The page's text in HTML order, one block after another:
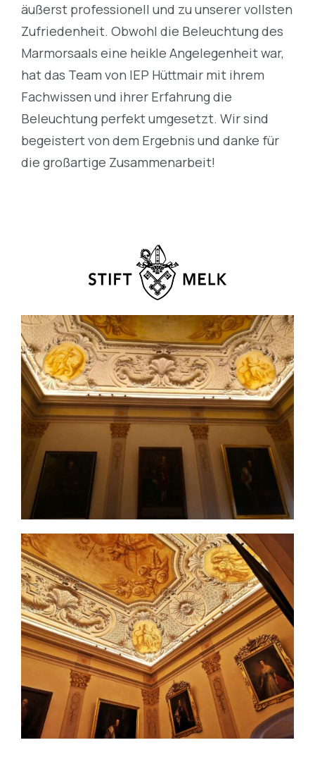
äußerst professionell und zu unserer vollsten
Zufriedenheit. Obwohl die Beleuchtung des
Marmorsaals eine heikle Angelegenheit war,
hat das Team von IEP Hüttmair mit ihrem
Fachwissen und ihrer Erfahrung die
Beleuchtung perfekt umgesetzt. Wir sind
begeistert von dem Ergebnis und danke für
die großartige Zusammenarbeit!